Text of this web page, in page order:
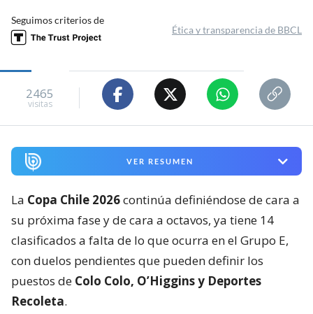
Seguimos criterios de
Ética y transparencia de BBCL
2465
visitas
VER RESUMEN
La Copa Chile 2026continúa definiéndose de cara a
su próxima fase y de cara a octavos, ya tiene 14
clasificados a falta de lo que ocurra en el Grupo E,
con duelos pendientes que pueden definir los
puestos de Colo Colo, O’Higgins y Deportes
Recoleta.